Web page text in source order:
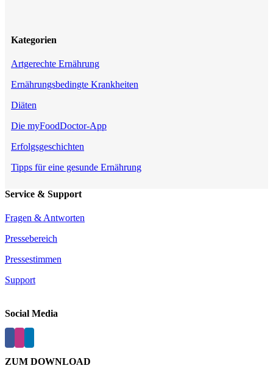
Kategorien
Artgerechte Ernährung
Ernährungsbedingte Krankheiten
Diäten
Die myFoodDoctor-App
Erfolgsgeschichten
Tipps für eine gesunde Ernährung
Service & Support
Fragen & Antworten
Pressebereich
Pressestimmen
Support
Social Media
ZUM DOWNLOAD